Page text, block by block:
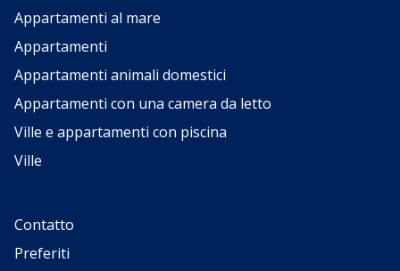
Appartamenti al mare
Appartamenti
Appartamenti animali domestici
Appartamenti con una camera da letto
Ville e appartamenti con piscina
Ville
Contatto
Preferiti